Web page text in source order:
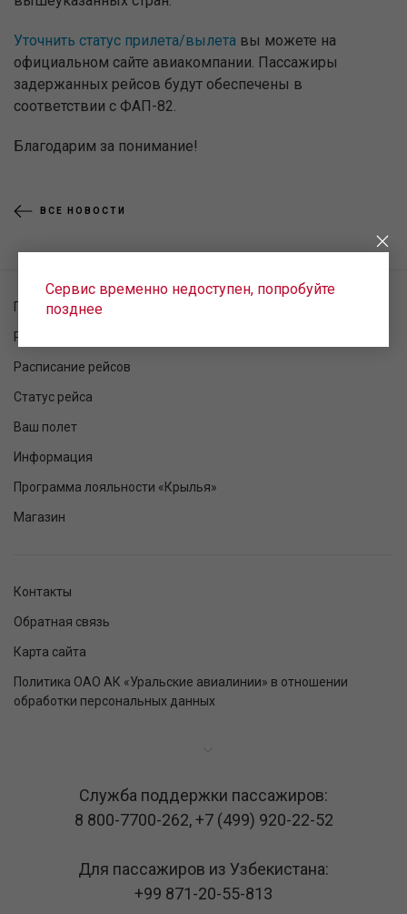
Уточнить статус прилета/вылета вы можете на
официальном сайте авиакомпании. Пассажиры
задержанных рейсов будут обеспечены в
соответствии с ФАП-82.
Благодарим за понимание!
ВСЕ НОВОСТИ
Сервис временно недоступен, попробуйте
позднее
Проверка заказа
Регистрация на рейс
Расписание рейсов
Статус рейса
Ваш полет
Информация
Программа лояльности «Крылья»
Магазин
Контакты
Обратная связь
Карта сайта
Политика ОАО АК «Уральские авиалинии» в отношении
обработки персональных данных
Служба поддержки пассажиров:
8 800-7700-262,+7 (499) 920-22-52
Для пассажиров из Узбекистана:
+99 871-20-55-813